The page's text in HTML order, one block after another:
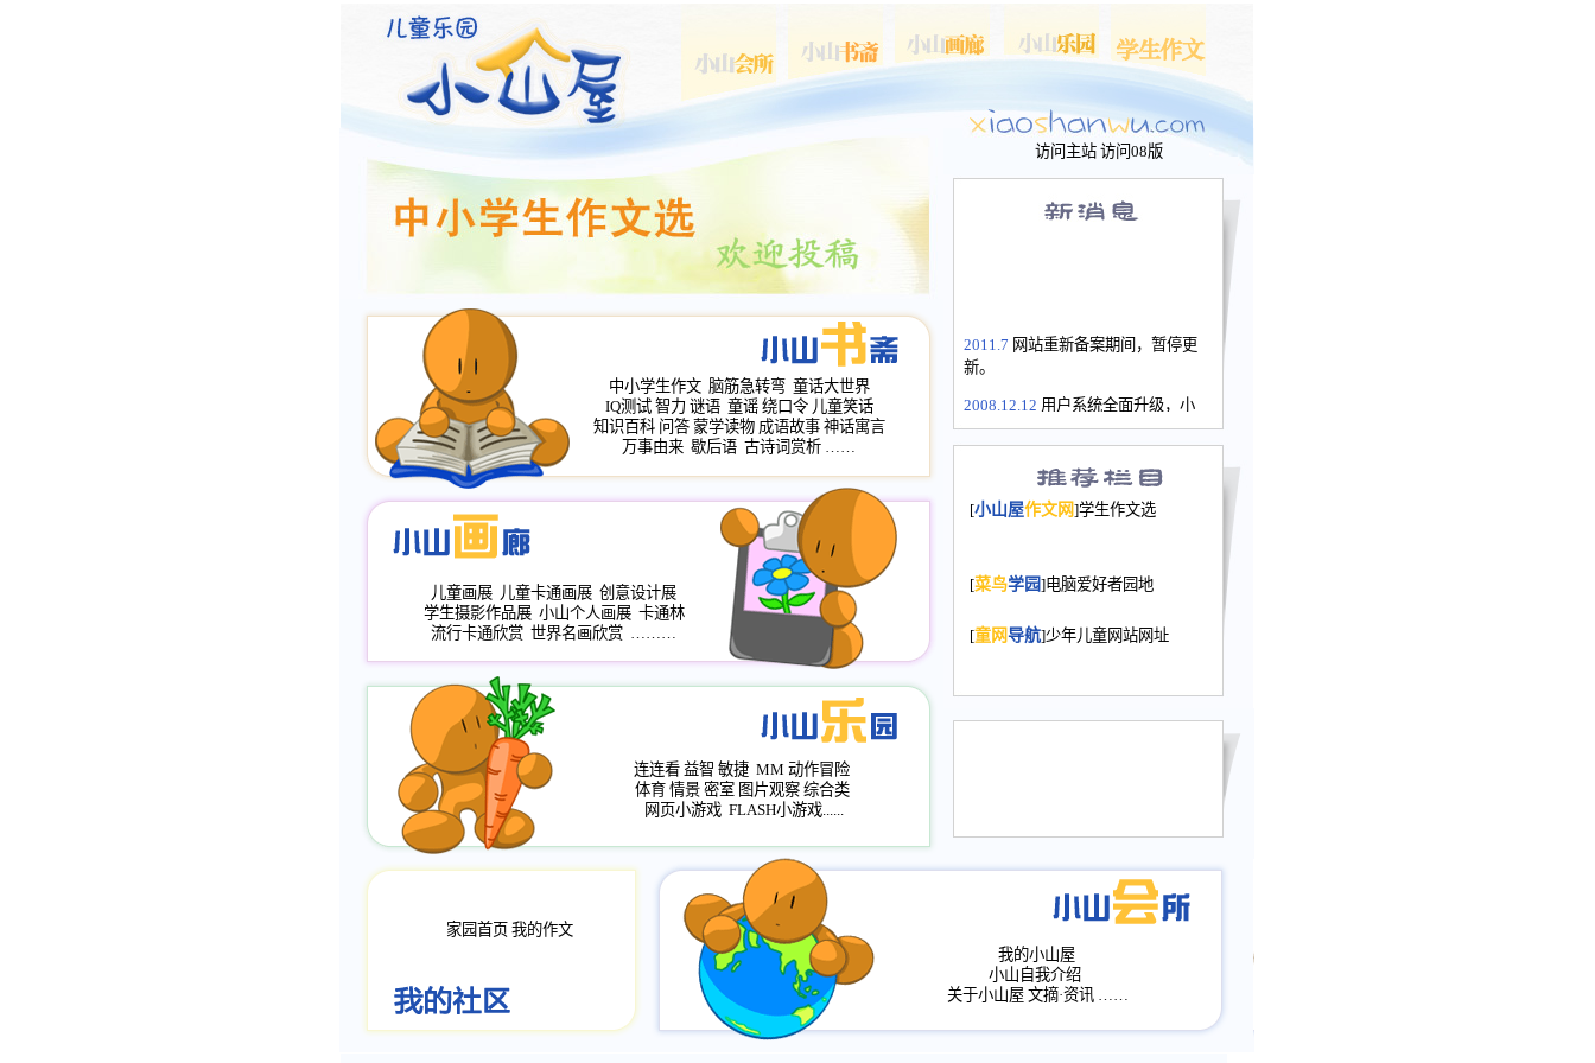
访问主站 访问08版
2011.7 网站重新备案期间，暂停更
新。
2008.12.12 用户系统全面升级，小
山屋主站、作文网、学生作文、家
长会、家园网－个人空间，用户一
次注册全部通行。
2008.12.12家园网正式运行，域
年，2009版提前启用，小山屋全面
小山画廊均增加多个新栏目。。
评分、顶功能，作文宝典改版。
[小山屋作文网]学生作文选
[菜鸟学园]电脑爱好者园地
[童网导航]少年儿童网站网址
中小学生作文 脑筋急转弯 童话大世界
IQ测试 智力 谜语 童谣 绕口令 儿童笑话
知识百科 问答 蒙学读物 成语故事 神话寓言
万事由来 歇后语 古诗词赏析 ……
儿童画展 儿童卡通画展 创意设计展
学生摄影作品展 小山个人画展 卡通林
流行卡通欣赏 世界名画欣赏 ………
连连看 益智 敏捷 MM 动作冒险
体育 情景 密室 图片观察 综合类
网页小游戏 FLASH小游戏......
家园首页 我的作文
我的小山屋
小山自我介绍
关于小山屋 文摘·资讯 ……